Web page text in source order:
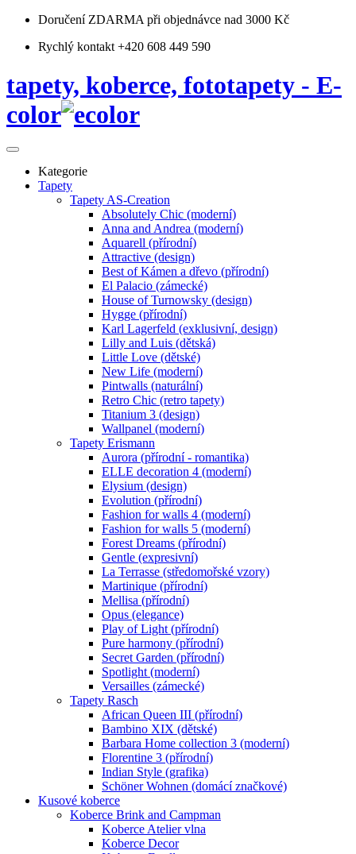
Doručení ZDARMA při objednávce nad 3000 Kč
Rychlý kontakt +420 608 449 590
tapety, koberce, fototapety - E-
color
Kategorie
Tapety
Tapety AS-Creation
Absolutely Chic (moderní)
Anna and Andrea (moderní)
Aquarell (přírodní)
Attractive (design)
Best of Kámen a dřevo (přírodní)
El Palacio (zámecké)
House of Turnowsky (design)
Hygge (přírodní)
Karl Lagerfeld (exklusivní, design)
Lilly and Luis (dětská)
Little Love (dětské)
New Life (moderní)
Pintwalls (naturální)
Retro Chic (retro tapety)
Titanium 3 (design)
Wallpanel (moderní)
Tapety Erismann
Aurora (přírodní - romantika)
ELLE decoration 4 (moderní)
Elysium (design)
Evolution (přírodní)
Fashion for walls 4 (moderní)
Fashion for walls 5 (moderní)
Forest Dreams (přírodní)
Gentle (expresivní)
La Terrasse (středomořské vzory)
Martinique (přírodní)
Mellisa (přírodní)
Opus (elegance)
Play of Light (přírodní)
Pure harmony (přírodní)
Secret Garden (přírodní)
Spotlight (moderní)
Versailles (zámecké)
Tapety Rasch
African Queen III (přírodní)
Bambino XIX (dětské)
Barbara Home collection 3 (moderní)
Florentine 3 (přírodní)
Indian Style (grafika)
Schöner Wohnen (domácí značkové)
Kusové koberce
Koberce Brink and Campman
Koberce Atelier vlna
Koberce Decor